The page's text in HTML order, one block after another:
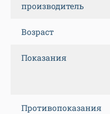
производитель
Возраст
Показания
Противопоказания